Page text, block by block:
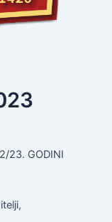
23. GODINI